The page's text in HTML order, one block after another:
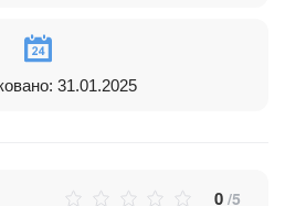
получит руководитель.
ответственному за ЛИД
потребность».
31.01.2025
0 /5